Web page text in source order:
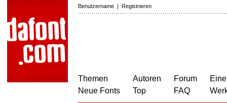
Benutzername | Registrieren
Themen
Neue Fonts
Autoren
Top
Forum
FAQ